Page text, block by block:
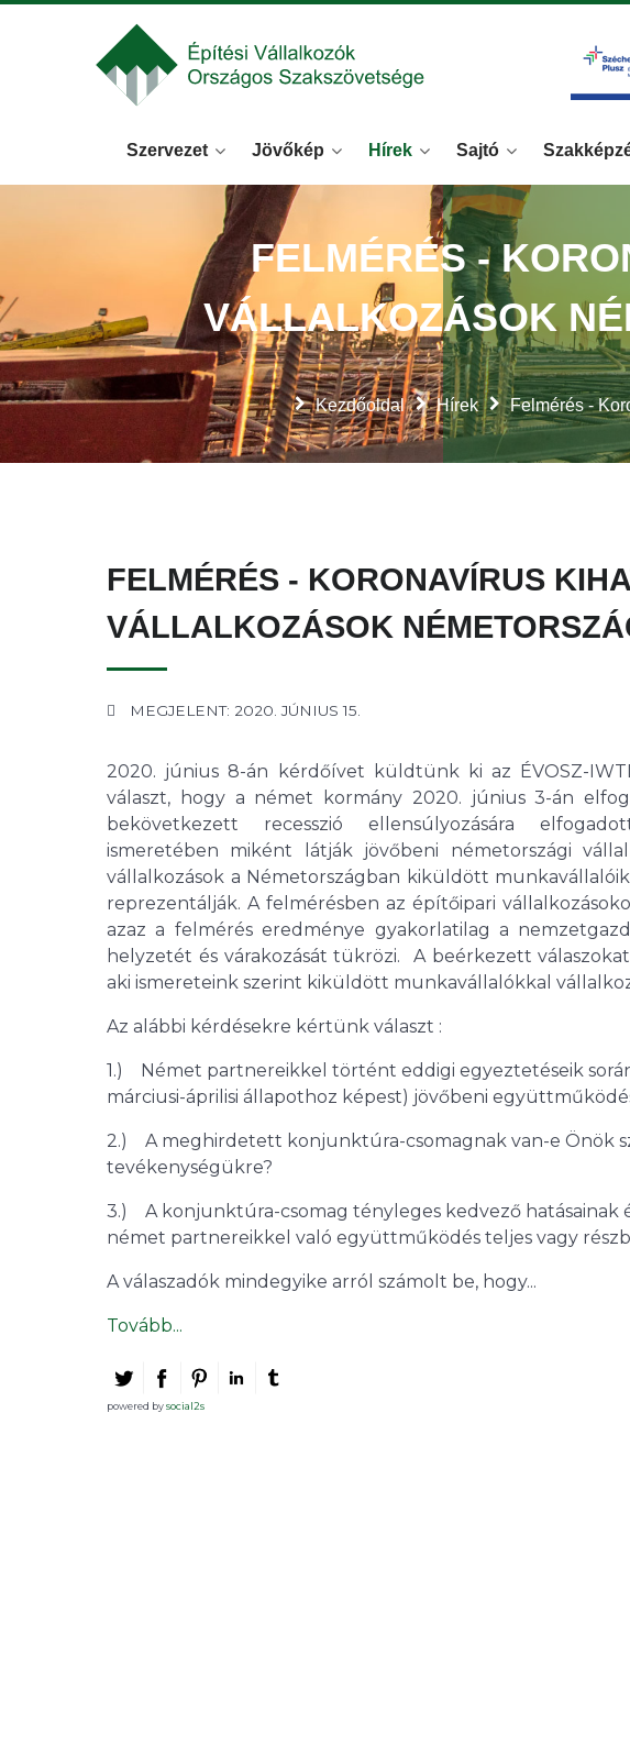
Szervezet Jövőkép Hírek Sajtó
Kezdőoldal Hírek Felmérés -
FELMÉRÉS -
VÁLLALKOZÁSOK
FELMÉRÉS - KORONAVÍRUS
VÁLLALKOZÁSOK
MEGJELENT: 2020. JÚNIUS 15.
2020. június 8-án kérdőívet küldtünk ki az ÉVOSZ-
választ, hogy a német kormány 2020. június 3-án
bekövetkezett recesszió ellensúlyozására
ismeretében miként látják jövőbeni németországi
vállalkozások a Németországban kiküldött
reprezentálják. A felmérésben az építőipari
azaz a felmérés eredménye gyakorlatilag a
helyzetét és várakozását tükrözi. A beérkezett
aki ismereteink szerint kiküldött munkavállalókkal
Az alábbi kérdésekre kértünk választ :
1.) Német partnereikkel történt eddigi egyeztetéseik
márciusi-áprilisi állapothoz képest) jövőbeni
2.) A meghirdetett konjunktúra-csomagnak van-e Önök
tevékenységükre?
3.) A konjunktúra-csomag tényleges kedvező hatásainak
német partnereikkel való együttműködés teljes vagy
Aválaszadók mindegyike arról számolt be, hogy...
Tovább...
powered bysocial2s